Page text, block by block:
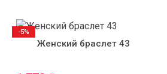
Женский браслет 43
-5%